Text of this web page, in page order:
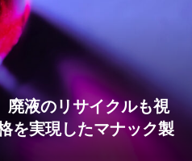
廃液のリサイクルも視
を実現したマナック製